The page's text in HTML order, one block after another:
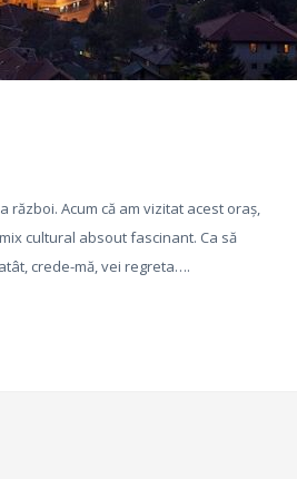
război. Acum că am vizitat acest oraș,
cultural absout fascinant. Ca să
crede-mă, vei regreta….